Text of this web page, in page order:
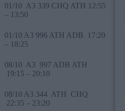
01/10 A3 339 CHQ ATH 12:55
– 13:50
01/10 A3 996 ATH ADB 17:20
– 18:25
08/10 A3 997 ADB ATH
19:15 – 20:10
08/10 A3 344 ATH CHQ
22:35 – 23:20